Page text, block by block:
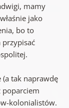
mamy
jako
bo to
przypisać
(a tak naprawdę
poparciem
kolonialistów.